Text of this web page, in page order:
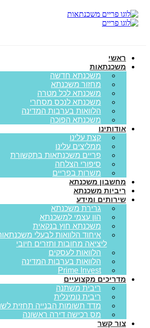
ראשי
משכנתאות
משכנתא חדשה
מחזור משכנתא
משכנתא לכל מטרה
משכנתא לנכס מסחרי
הלוואות בערבות המדינה
משכנתא הפוכה
אודותינו
קצת עלינו
ממליצים עלינו
פריים משכנתאות בתקשורת
סיפורי הצלחה
משרות בפריים
מחשבון משכנתא
ריביות משכנתא
שירותים ומידע
גרירת משכנתא
הון עצמי למשכנתא
משכנתא חוץ בנקאית
איחוד הלוואות לבעלי
ליציאה מחובות ותזרים חיובי
הלוואות לעסקים
הלוואות בערבות המדינה
Prime Invest
מדריכים מקצועיים
ריבית משתנה
ריבית נומינלית
מדד תשומות הבנייה תחזית לשנת
מס רכישה דירה ראשונה
צור קשר